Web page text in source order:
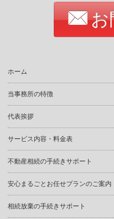
お
ホーム
当事務所の特徴
代表挨拶
サービス内容・料金表
不動産相続の手続きサポート
安心まるごとお任せプランのご案内
相続放棄の手続きサポート